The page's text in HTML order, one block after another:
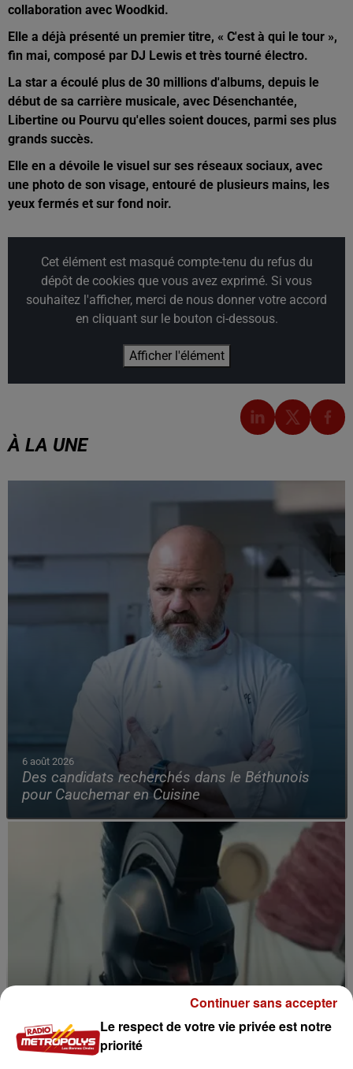
collaboration avec Woodkid.
Elle a déjà présenté un premier titre, « C'est à qui le tour »,
fin mai, composé par DJ Lewis et très tourné électro.
La star a écoulé plus de 30 millions d'albums, depuis le
début de sa carrière musicale, avec Désenchantée,
Libertine ou Pourvu qu'elles soient douces, parmi ses plus
grands succès.
Elle en a dévoile le visuel sur ses réseaux sociaux, avec
une photo de son visage, entouré de plusieurs mains, les
yeux fermés et sur fond noir.
Cet élément est masqué compte-tenu du refus du
dépôt de cookies que vous avez exprimé. Si vous
souhaitez l'afficher, merci de nous donner votre accord
en cliquant sur le bouton ci-dessous.
Afficher l'élément
À LA UNE
6 août 2026
Des candidats recherchés dans le Béthunois
pour Cauchemar en Cuisine
Le respect de votre vie privée est notre
priorité
Continuer sans accepter